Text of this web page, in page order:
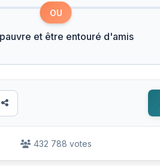
OU
et être entouré d'amis
432 788 votes